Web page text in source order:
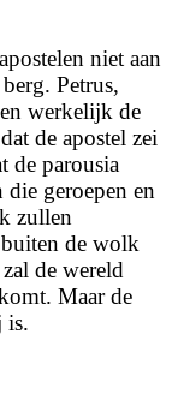
niet aan
Petrus,
werkelijk de
de apostel zei
de parousia
geroepen en
zullen
de wolk
de wereld
Maar de
is.